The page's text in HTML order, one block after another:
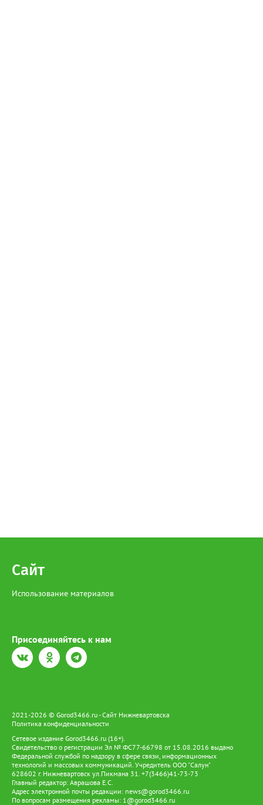
Сайт
Использование материалов
Присоединяйтесь к нам
2021-2026 © Gorod3466.ru - Сайт Нижневартовска
Политика конфиденциальности
Сетевое издание Gorod3466.ru (16+).
Свидетельство о регистрации Эл № ФС77-66798 от 15.08.2016 выдано
Федеральной службой по надзору в сфере связи, информационных
технологий и массовых коммуникаций. Учредитель ООО "Салун"
628602 г. Нижневартовск ул.Пикмана 31. +7(3466)41-73-73
Главный редактор: Аврашова Е.С.
Адрес электронной почты редакции: news@gorod3466.ru
По вопросам размещения рекламы: 1@gorod3466.ru